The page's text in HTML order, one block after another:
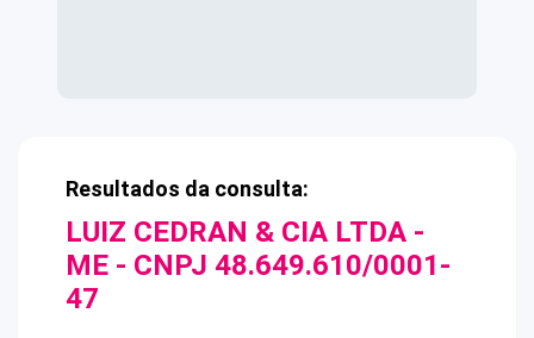
Resultados da consulta:
LUIZ CEDRAN & CIA LTDA -
ME - CNPJ 48.649.610/0001-
47